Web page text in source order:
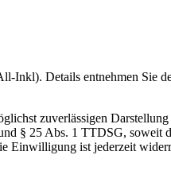
Details entnehmen Sie
zuverlässigen Darstellung
§ 25 Abs. 1 TTDSG, soweit
Einwilligung ist jederzeit